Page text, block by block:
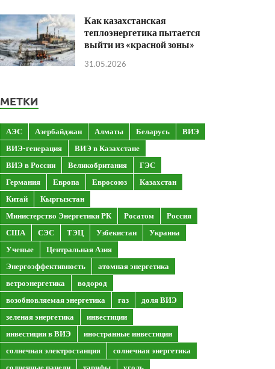
Как казахстанская
теплоэнергетика пытается
выйти из «красной зоны»
31.05.2026
МЕТКИ
АЭС Азербайджан Алматы Беларусь
ВИЭ
ВИЭ-генерация
ВИЭ в Казахстане
ВИЭ в России
Великобритания
ГЭС
Германия
Европа Евросоюз
Казахстан
Китай
Кыргызстан
Министерство Энергетики РК
Росатом
Россия
США
СЭС ТЭЦ Узбекистан
Украина
Ученые
Центральная Азия
Энергоэффективность
атомная энергетика
ветроэнергетика
водород
возобновляемая энергетика
газ
доля ВИЭ
зеленая энергетика
инвестиции
инвестиции в ВИЭ
иностранные инвестиции
солнечная электростанция
солнечная энергетика
солнечные панели
тарифы уголь